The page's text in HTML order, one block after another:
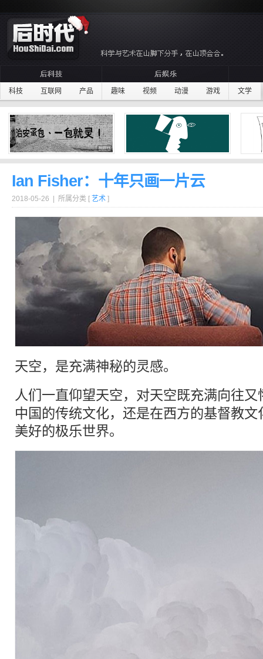
科技 互联网 产品 趣味 视频 动漫 游戏 文学
Ian Fisher：十年只画一片云
2018-05-26 | 所属分类 [ 艺术 ]
天空，是充满神秘的灵感。
人们一直仰望天空，对天空既充满向往又
中国的传统文化，还是在西方的基督教
美好的极乐世界。